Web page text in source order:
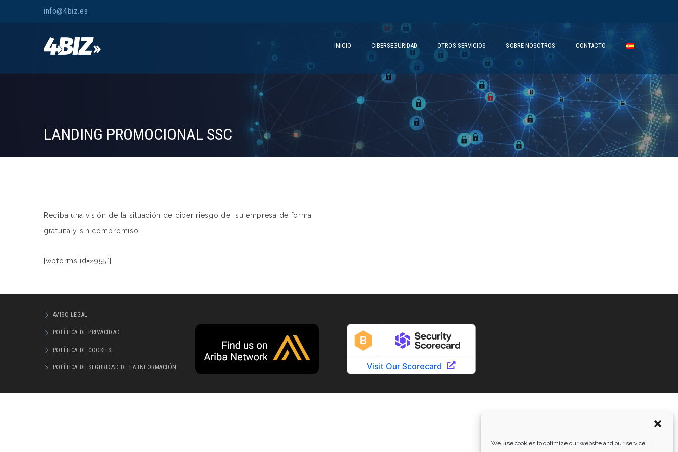
We use cookies to optimize our website and our service.
info@4biz.es
INICIO CIBERSEGURIDAD OTROS SERVICIOS SOBRE NOSOTROS CONTACTO
LANDING PROMOCIONAL SSC
Reciba una visión de la situación de ciber riesgo de su empresa de forma
gratuita y sin compromiso
[wpforms id=»955″]
AVISO LEGAL
POLÍTICA DE PRIVACIDAD
POLÍTICA DE COOKIES
POLÍTICA DE SEGURIDAD DE LA INFORMACIÓN